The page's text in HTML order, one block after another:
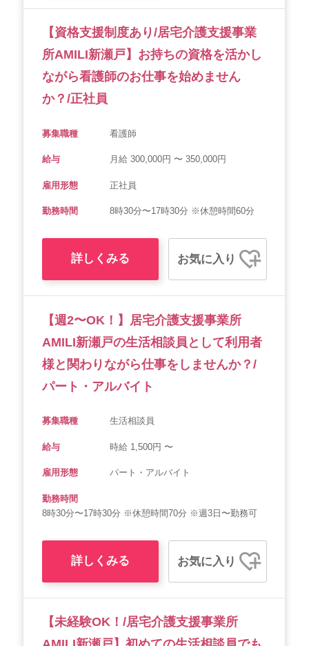
【資格支援制度あり/居宅介護支援事業
所AMILI新瀬戸】お持ちの資格を活かし
ながら看護師のお仕事を始めません
か？/正社員
募集職種 看護師
給与 月給 300,000円 〜 350,000円
雇用形態 正社員
勤務時間 8時30分〜17時30分 ※休憩時間60分
詳しくみる お気に入り
【週2〜OK！】居宅介護支援事業所
AMILI新瀬戸の生活相談員として利用者
様と関わりながら仕事をしませんか？/
パート・アルバイト
募集職種 生活相談員
給与 時給 1,500円 〜
雇用形態 パート・アルバイト
勤務時間
8時30分〜17時30分 ※休憩時間70分 ※週3日〜勤務可
詳しくみる お気に入り
【未経験OK！/居宅介護支援事業所